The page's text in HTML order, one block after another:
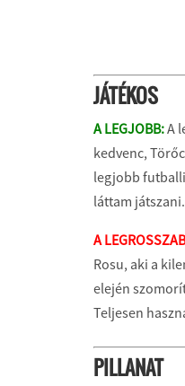
JÁTÉKOS
A LEGJOBB:A
kedvenc,
legjobb
láttam játszani.
A
Rosu, aki a
elején
Teljesen
PILLANAT